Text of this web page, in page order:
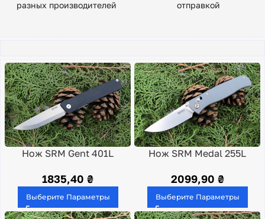
разных производителей отправкой
Нож SRM Gent 401L
1835,40 ₴
Выберите Параметры
Нож SRM Medal 255L
2099,90 ₴
Выберите Параметры